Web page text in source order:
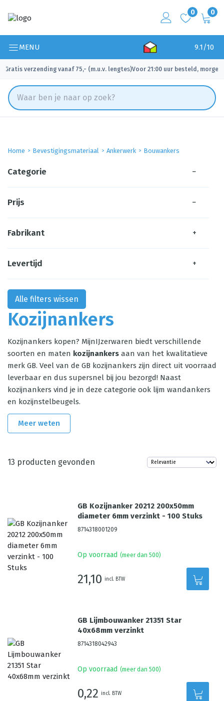
0 0
MENU 9.1/10
Gratis verzending vanaf 75,- (m.u.v. lengtes)
✓ Voor 21:00 uur besteld, morgen
Home Bevestigingsmateriaal Ankerwerk Bouwankers
Kozijnankers
Kozijnankers kopen? MijnIJzerwaren biedt verschillende
soorten en maten kozijnankers aan van het kwalitatieve
merk GB. Veel van de GB kozijnankers zijn direct uit voorraad
leverbaar en dus supersnel bij jou bezorgd! Naast
kozijnankers vind je in deze categorie ook lijm wandankers
en kozijnstelbeugels.
Meer weten
13 producten gevonden
GB Kozijnanker 20212 200x50mm
diameter 6mm verzinkt - 100 Stuks
8714318001209
Op voorraad (meer dan 500)
21,10 incl. BTW
GB Lijmbouwanker 21351 Star
40x68mm verzinkt
8714318042943
Op voorraad (meer dan 500)
0,22 incl. BTW
Categorie −
Prijs −
Fabrikant +
Levertijd +
Alle filters wissen